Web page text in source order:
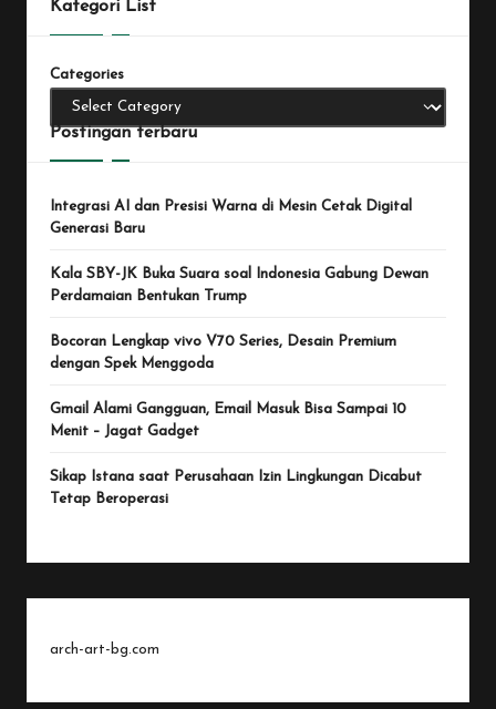
Kategori List
Categories
Postingan terbaru
Integrasi AI dan Presisi Warna di Mesin Cetak Digital
Generasi Baru
Kala SBY-JK Buka Suara soal Indonesia Gabung Dewan
Perdamaian Bentukan Trump
Bocoran Lengkap vivo V70 Series, Desain Premium
dengan Spek Menggoda
Gmail Alami Gangguan, Email Masuk Bisa Sampai 10
Menit – Jagat Gadget
Sikap Istana saat Perusahaan Izin Lingkungan Dicabut
Tetap Beroperasi
arch-art-bg.com